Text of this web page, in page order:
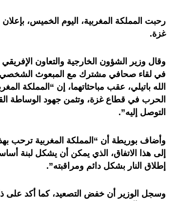
رحبت المملكة المغربية، اليوم الخميس،
غزة.
وقال وزير الشؤون الخارجية والتعاون
في لقاء صحافي مشترك مع المبعوث الشخصي
الله باتيلي، عقب مباحثاتهما، إن “المملكة
الحرب في قطاع غزة، وتثمن جهود الوساطة
التوصل إليه”.
وأضاف بوريطة أن “المملكة المغربية ترحب
إلى هذا الاتفاق، الذي يمكن أن يشكل لبنة
إطلاق النار بشكل دائم ومراقبته”.
وسجل الوزير أن خفض التصعيد، كما أكد